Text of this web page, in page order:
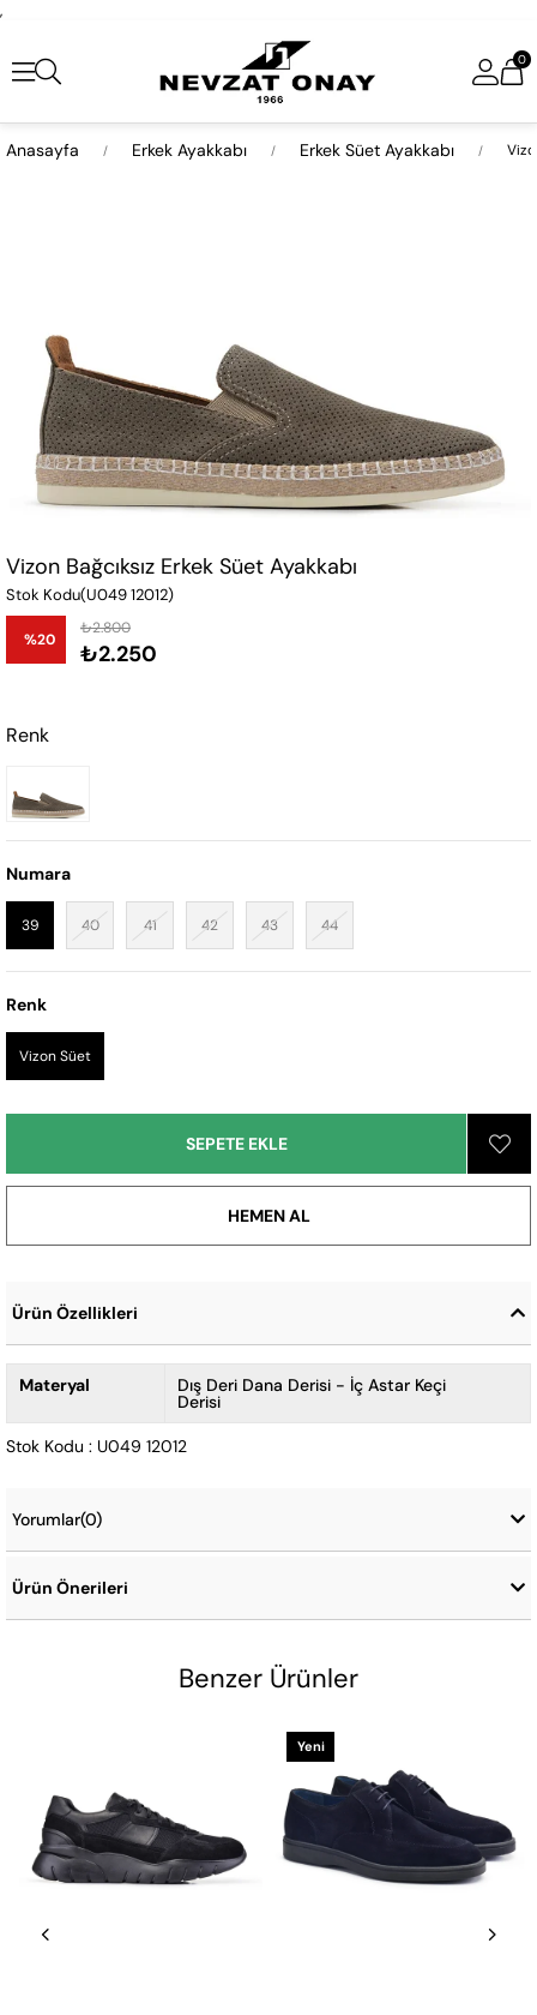
,
0
Anasayfa Erkek Ayakkabı Erkek Süet Ayakkabı
Vizon Bağcıksız Erkek Süet Ayakkabı
Stok Kodu(U049 12012)
%20
İndirim
₺2.800
₺2.250
Renk
Numara
39 40 41 42 43 44
Renk
Vizon Süet
Ürün Özellikleri
Materyal Dış Deri Dana Derisi - İç Astar Keçi
Derisi
Stok Kodu : U049 12012
Yorumlar(0)
Ürün Önerileri
Benzer Ürünler
Yeni